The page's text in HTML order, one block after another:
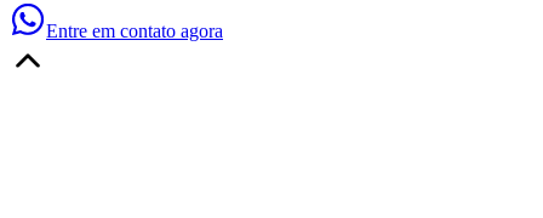
Entre em contato agora